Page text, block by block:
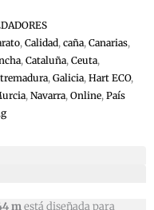
, Calidad, caña, Canarias,
, Cataluña, Ceuta,
, Galicia, Hart ECO,
, Navarra, Online, País
mestá diseñada para